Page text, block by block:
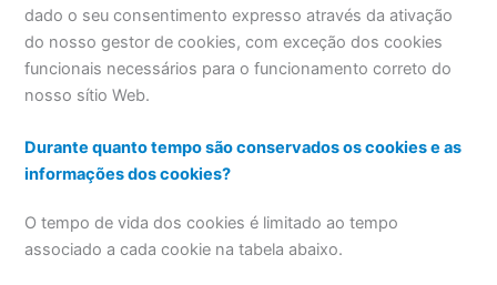
dado o seu consentimento expresso através da ativação
do nosso gestor de cookies, com exceção dos cookies
funcionais necessários para o funcionamento correto do
nosso sítio Web.
Durante quanto tempo são conservados os cookies e as
informações dos cookies?
O tempo de vida dos cookies é limitado ao tempo
associado a cada cookie na tabela abaixo.